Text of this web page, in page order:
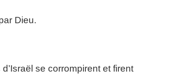
Dieu.
se corrompirent et firent